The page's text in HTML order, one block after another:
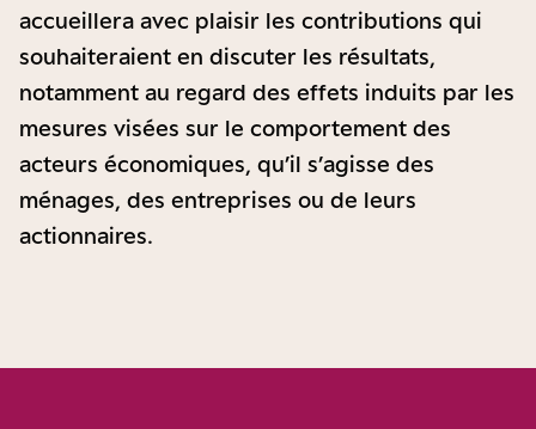
accueillera avec plaisir les contributions qui
souhaiteraient en discuter les résultats,
notamment au regard des effets induits par les
mesures visées sur le comportement des
acteurs économiques, qu’il s’agisse des
ménages, des entreprises ou de leurs
actionnaires.